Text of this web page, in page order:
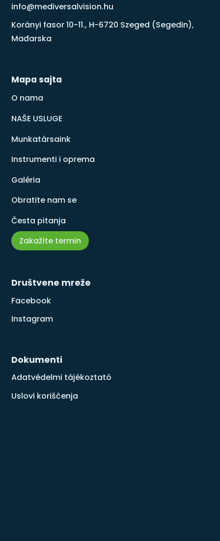
info@mediversalvision.hu
Korányi fasor 10-11., H-6720 Szeged (Segedin),
Mađarska
Mapa sajta
O nama
NAŠE USLUGE
Munkatársaink
Instrumenti i oprema
Galéria
Obratite nam se
Česta pitanja
Zakažite termin
Društvene mreže
Facebook
Instagram
Dokumenti
Adatvédelmi tájékoztató
Uslovi korišćenja